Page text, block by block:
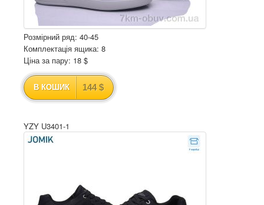
Розмірний ряд: 40-45
Комплектація ящика: 8
Ціна за пару: 18 $
В КОШИК 144 $
YZY U3401-1